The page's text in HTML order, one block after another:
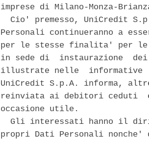
imprese di Milano-Monza-
Cio' premesso, UniCredit
Personali continueranno a
per le stesse finalita' per
in sede di  instaurazione
illustrate nelle
UniCredit S.p.A. informa,
reinviata ai debitori
occasione utile.
Gli interessati hanno il
propri Dati Personali